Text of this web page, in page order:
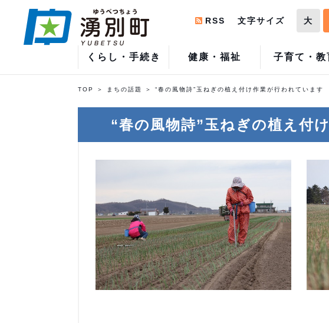
くらし・手続き 健康・福祉 子育て・教
RSS 文字サイズ 大
TOP まちの話題 “春の風物詩”玉ねぎの植え付け作業が行われています
“春の風物詩”玉ねぎの植え付